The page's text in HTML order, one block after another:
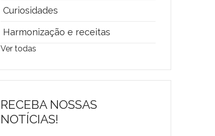
Curiosidades
Harmonização e receitas
Ver todas
RECEBA NOSSAS
NOTÍCIAS!